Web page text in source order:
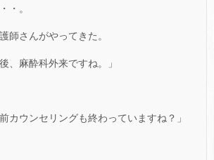
・。
師さんがやってきた。
、麻酔科外来ですね。」
カウンセリングも終わっていますね？」